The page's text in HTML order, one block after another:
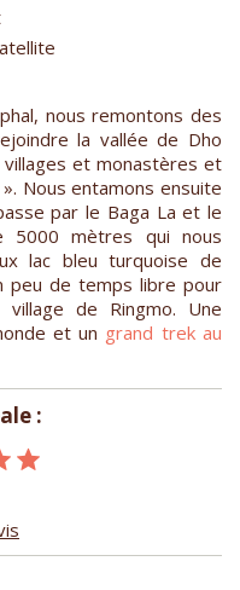
nous remontons des
la vallée de Dho
villages et monastères et
Nous entamons ensuite
par le Baga La et le
5000 mètres qui nous
lac bleu turquoise de
peu de temps libre pour
de Ringmo. Une
et un grand trek au
: